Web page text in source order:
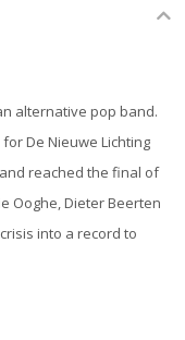
alternative pop band.
De Nieuwe Lichting
reached the final of
Ooghe, Dieter Beerten
into a record to